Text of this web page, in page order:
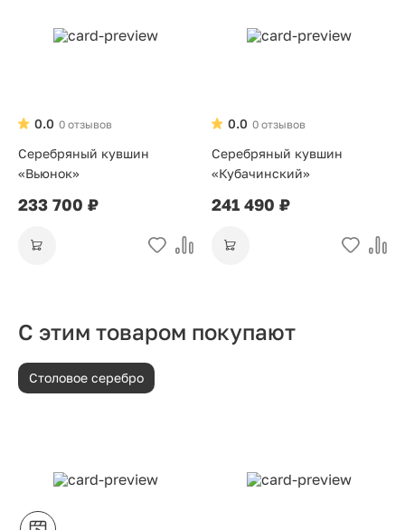
0 отзывов
0.0
Серебряный кувшин
«Вьюнок»
233 700 ₽
0 отзывов
0.0
Серебряный кувшин
«Кубачинский»
241 490 ₽
С этим товаром покупают
Столовое серебро